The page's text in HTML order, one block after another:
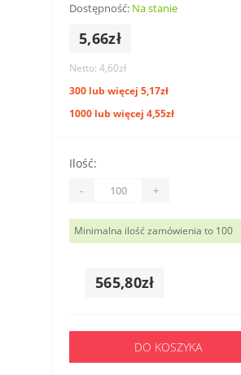
Dostępność: Na stanie
5,66zł
Netto: 4,60zł
300 lub więcej 5,17zł
1000 lub więcej 4,55zł
Ilość:
- +
Minimalna ilość zamówienia to 100
565,80zł
DO KOSZYKA